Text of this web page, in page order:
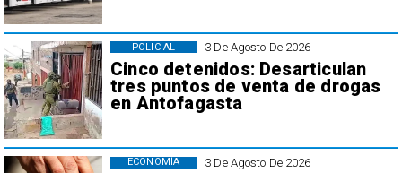
3 De Agosto De 2026
Cinco detenidos: Desarticulan
tres puntos de venta de drogas
en Antofagasta
POLICIAL
3 De Agosto De 2026
ECONOMÍA